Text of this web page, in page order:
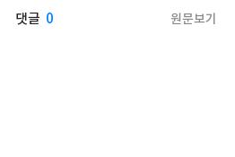
댓글 0 원문보기